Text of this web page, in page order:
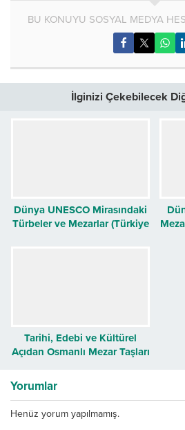
BU KONUYU SOSYAL MEDYA
İlginizi Çekebilecek
Dünya UNESCO Mirasındaki
Türbeler ve Mezarlar (Türkiye
Tarihi, Edebi ve Kültürel
Açıdan Osmanlı Mezar Taşları
Yorumlar
Henüz yorum yapılmamış.